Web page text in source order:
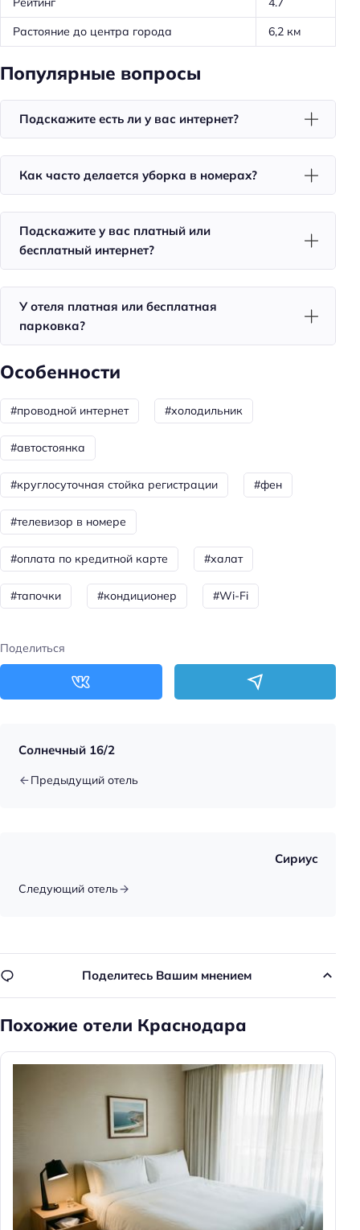
Общая информация
Круглосуточная регистрация
Номеров: 15
Способ оплаты: наличными
Способ оплаты: оплата картой
Способ оплаты: банковским переводом
Способ оплаты: бесконтактная оплата
Доступность
Удобства для людей с ограниченными
возможностями здоровья
Парковка
Парковка
Достижения
Хорошее место
Главное
Парковка
Кондиционер в номере
Оплата картой
Растояние до центра города
6,2 км
Популярные вопросы
Подскажите есть ли у вас интернет?
Как часто делается уборка в номерах?
Подскажите у вас платный или
бесплатный интернет?
У отеля платная или бесплатная
парковка?
Особенности
#проводной интернет #холодильник
#автостоянка
#круглосуточная стойка регистрации #фен
#телевизор в номере
#оплата по кредитной карте #халат
#тапочки #кондиционер #Wi-Fi
Поделиться
Солнечный 16/2
Предыдущий отель
Сириус
Следующий отель
Поделитесь Вашим мнением
Похожие отели Краснодара